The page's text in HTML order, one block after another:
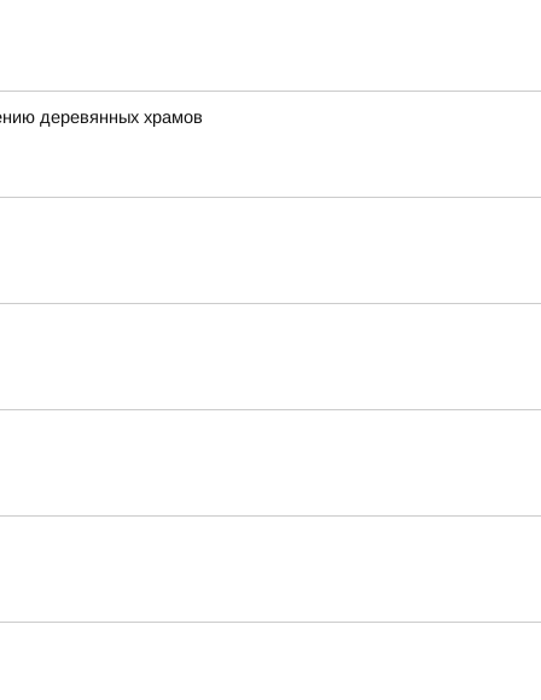
деревянных храмов